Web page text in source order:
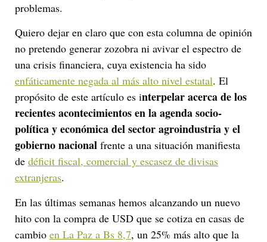
problemas.
Quiero dejar en claro que con esta columna de opinión
no pretendo generar zozobra ni avivar el espectro de
una crisis financiera, cuya existencia ha sido
enfáticamente negada al más alto nivel estatal. El
propósito de este artículo es interpelar acerca de los
recientes acontecimientos en la agenda socio-
política y económica del sector agroindustria y el
gobierno nacional frente a una situación manifiesta
de déficit fiscal, comercial y escasez de divisas
extranjeras.
En las últimas semanas hemos alcanzando un nuevo
hito con la compra de USD que se cotiza en casas de
cambio en La Paz a Bs 8,7, un 25% más alto que la